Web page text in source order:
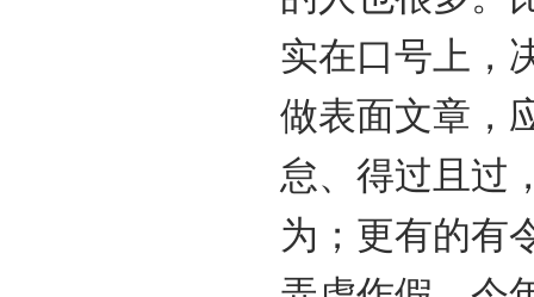
实在口号上，
做表面文章，
怠、得过且过
为；更有的有